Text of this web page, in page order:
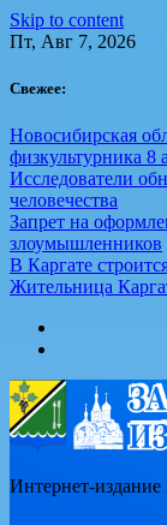
Skip to content
Пт, Авг 7, 2026
Свежее:
Новосибирская
физкультурника 8
Исследователи
человечества
Запрет на
злоумышленников
В Каргате
Жительница
Интернет-издание